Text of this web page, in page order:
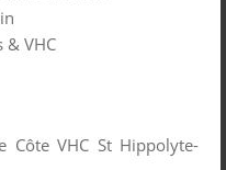
& VHC
Côte VHC St Hippolyte-